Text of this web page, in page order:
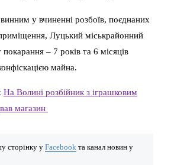
у вчиненні розбоїв, поєднаних
Луцький міськрайонний
– 7 років та 6 місяців
майна.
На Волині розбійник з іграшковим
магазин
сторінку у Facebook та канал новин у